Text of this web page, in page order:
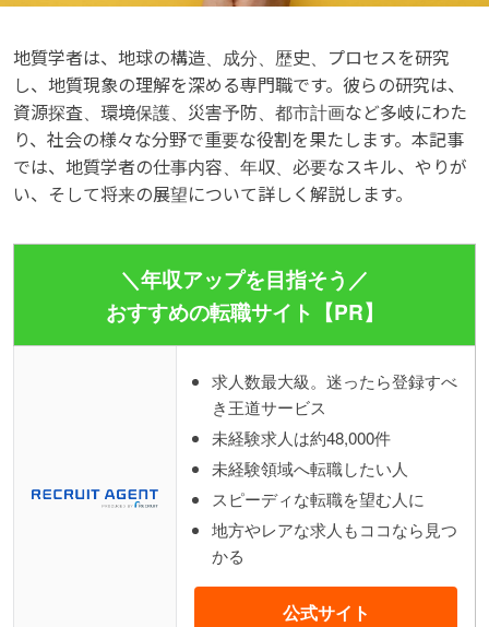
地質学者は、地球の構造、成分、歴史、プロセスを研究
し、地質現象の理解を深める専門職です。彼らの研究は、
資源探査、環境保護、災害予防、都市計画など多岐にわた
り、社会の様々な分野で重要な役割を果たします。本記事
では、地質学者の仕事内容、年収、必要なスキル、やりが
い、そして将来の展望について詳しく解説します。
＼年収アップを目指そう／
おすすめの転職サイト【PR】
求人数最大級。迷ったら登録すべ
き王道サービス
未経験求人は約48,000件
未経験領域へ転職したい人
スピーディな転職を望む人に
地方やレアな求人もココなら見つ
かる
公式サイト